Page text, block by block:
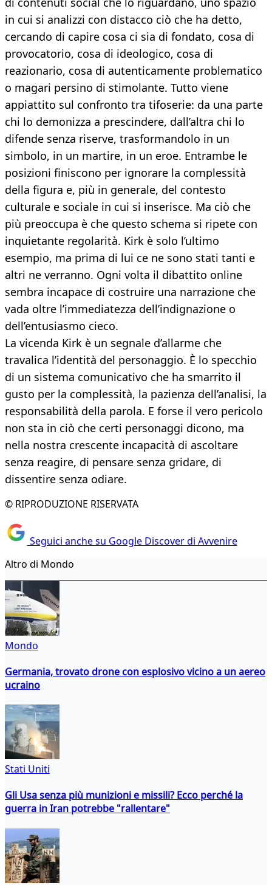
in cui si analizzi con distacco ciò che ha detto,
cercando di capire cosa ci sia di fondato, cosa di
provocatorio, cosa di ideologico, cosa di
reazionario, cosa di autenticamente problematico
o magari persino di stimolante. Tutto viene
appiattito sul confronto tra tifoserie: da una parte
chi lo demonizza a prescindere, dall’altra chi lo
difende senza riserve, trasformandolo in un
simbolo, in un martire, in un eroe. Entrambe le
posizioni finiscono per ignorare la complessità
della figura e, più in generale, del contesto
culturale e sociale in cui si inserisce. Ma ciò che
più preoccupa è che questo schema si ripete con
inquietante regolarità. Kirk è solo l’ultimo
esempio, ma prima di lui ce ne sono stati tanti e
altri ne verranno. Ogni volta il dibattito online
sembra incapace di costruire una narrazione che
vada oltre l’immediatezza dell’indignazione o
dell’entusiasmo cieco.
La vicenda Kirk è un segnale d’allarme che
travalica l’identità del personaggio. È lo specchio
di un sistema comunicativo che ha smarrito il
gusto per la complessità, la pazienza dell’analisi, la
responsabilità della parola. E forse il vero pericolo
non sta in ciò che certi personaggi dicono, ma
nella nostra crescente incapacità di ascoltare
senza reagire, di pensare senza gridare, di
dissentire senza odiare.
© RIPRODUZIONE RISERVATA
Seguici anche su Google Discover di Avvenire
Altro di Mondo
Mondo
Germania, trovato drone con esplosivo vicino a un aereo
ucraino
Stati Uniti
Gli Usa senza più munizioni e missili? Ecco perché la
guerra in Iran potrebbe "rallentare"